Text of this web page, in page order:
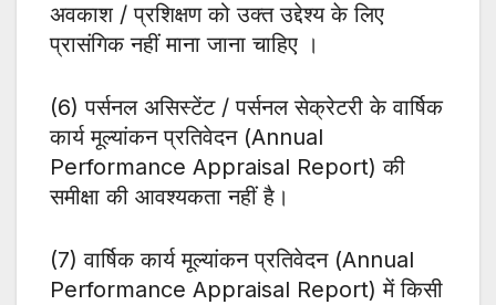
अवकाश / प्रशिक्षण को उक्त उद्देश्य के लिए
प्रासंगिक नहीं माना जाना चाहिए ।
(6) पर्सनल असिस्टेंट / पर्सनल सेक्रेटरी के वार्षिक
कार्य मूल्यांकन प्रतिवेदन (Annual
Performance Appraisal Report) की
समीक्षा की आवश्यकता नहीं है।
(7) वार्षिक कार्य मूल्यांकन प्रतिवेदन (Annual
Performance Appraisal Report) में किसी